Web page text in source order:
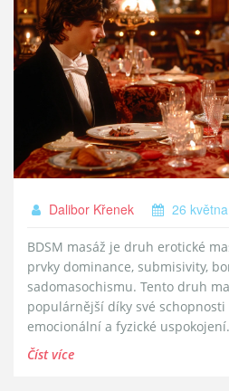
Dalibor Křenek 26
BDSM masáž je druh erotické
prvky dominance, submisivity,
sadomasochismu. Tento druh
populárnější díky své
emocionální a fyzické
na základní principy BDSM
Číst více